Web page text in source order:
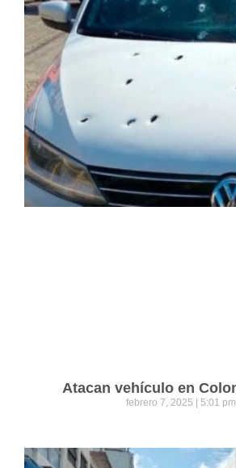
Atacan vehículo en
febrero 7, 2025 5:01 pm